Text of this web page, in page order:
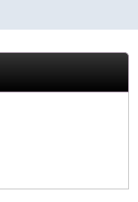
提示をお願いしま